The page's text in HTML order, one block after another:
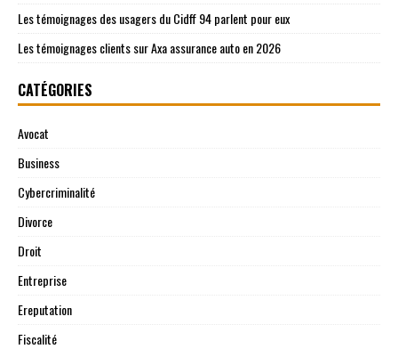
Les témoignages des usagers du Cidff 94 parlent pour eux
Les témoignages clients sur Axa assurance auto en 2026
CATÉGORIES
Avocat
Business
Cybercriminalité
Divorce
Droit
Entreprise
Ereputation
Fiscalité